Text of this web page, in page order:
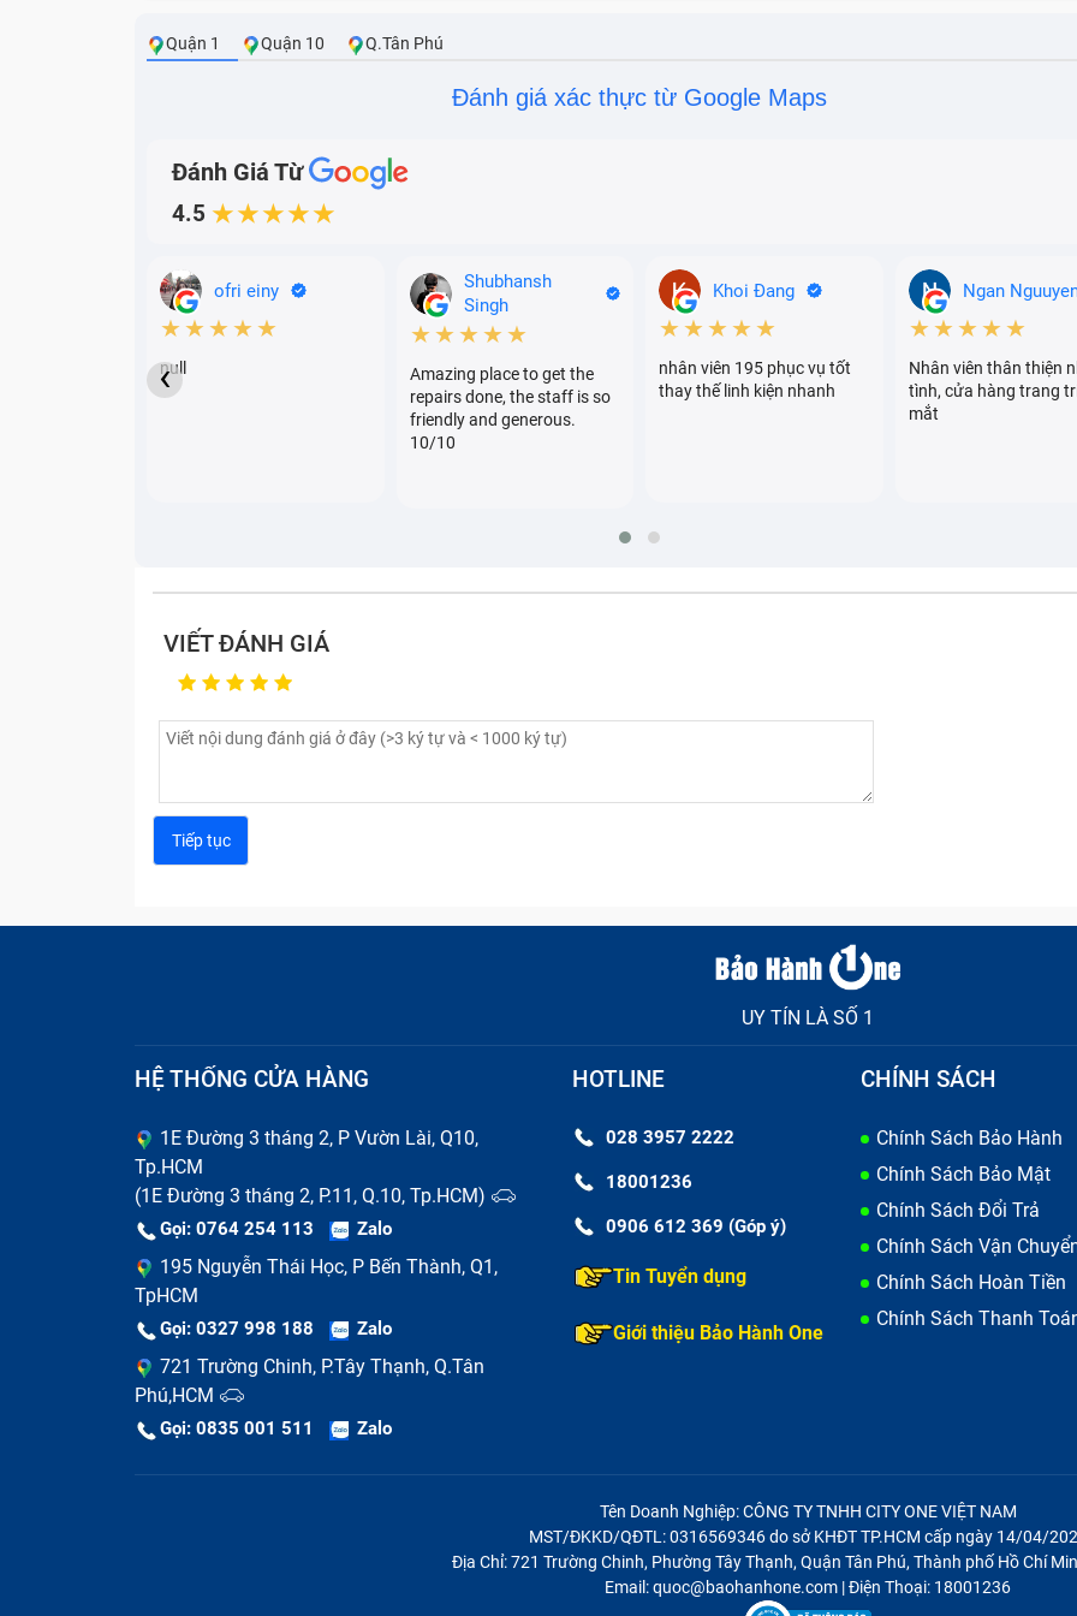
Pin đang sạc nhưng khi rút sạc ra thì laptop bị mất nguồn.
Viên pin chết, hoặc phồng pin.
Nếu thấy máy tính có các dấu hiệu trên, bạn cần thay ngay pin laptop để tránh xảy ra lỗi nặng hơn sau
Tại sao bạn nên thay pin laptop Acer E1 472 ngay bây giờ?
Pin laptop chai nó sẽ phồng lên và theo thời gian sẽ ảnh hưởng đến bàn phím và bàn di chuột, khiến
phím ghồ ghề khi gõ phím sẽ cảm thấy rất khó chịu. Thay pin sớm sẽ giúp cho bạn đảm bảo các
khác của laptop không bị hư hại.
Khi một chiếc pin laptop Acer E1 472 bị chai bạn sẽ phải cắm sạc laptop dường như mọi lúc mỗi
dụng hay bất tiện tìm ổ cắm điện ở nơi làm việc. Việc cắm điện liên tục như vậy sẽ gây nguy hiểm
dòng điện không ổn định hoặc chập chờn. Thay pin laptop sẽ giúp bạn giải quyết những vấn đề đó, bạn
yên tâm tập trung làm việc, nâng cao năng suất trong thời gian dài và hiệu quả hơn, tiết kiệm thời gian
và có thể làm việc ở bất cứ đâu mà không phải lo nghĩ việc tìm ổ cắm điện.
mainboard và ổ cứng,... lúc này bạn sẽ phải tốn nhiều tiền hơn để sửa chữa laptop Acer E1 472.
Quận 1 Quận 10 Q.Tân Phú
Đánh giá xác thực từ Google Maps
Đánh Giá Từ
4.5 ★★★★★
ofri einy
★★★★★
null
Shubhansh
Singh
★★★★★
Amazing place to get the
repairs done, the staff is so
friendly and generous.
10/10
Khoi Đang
★★★★★
nhân viên 195 phục vụ tốt
thay thế linh kiện nhanh
Ngan
★★★★★
Nhân viên thân thiện
tình, cửa hàng trang
mắt
‹
VIẾT ĐÁNH GIÁ
UY TÍN LÀ SỐ 1
HỆ THỐNG CỬA HÀNG
1E Đường 3 tháng 2, P Vườn Lài, Q10,
Tp.HCM
(1E Đường 3 tháng 2, P.11, Q.10, Tp.HCM)
Gọi: 0764 254 113 Zalo
195 Nguyễn Thái Học, P Bến Thành, Q1,
TpHCM
Gọi: 0327 998 188 Zalo
721 Trường Chinh, P.Tây Thạnh, Q.Tân
Phú,HCM
Gọi: 0835 001 511 Zalo
HOTLINE
028 3957 2222
18001236
0906 612 369 (Góp ý)
Tin Tuyển dụng
Giới thiệu Bảo Hành One
CHÍNH SÁCH
Chính Sách Bảo Hành
Chính Sách Bảo Mật
Chính Sách Đổi Trả
Chính Sách Vận
Chính Sách Hoàn Tiền
Chính Sách Thanh
Tên Doanh Nghiệp: CÔNG TY TNHH CITY ONE VIỆT NAM
MST/ĐKKD/QĐTL: 0316569346 do sở KHĐT TP.HCM cấp ngày 14/04/
Địa Chỉ: 721 Trường Chinh, Phường Tây Thạnh, Quận Tân Phú, Thành phố Hồ Chí
Email: quoc@baohanhone.com | Điện Thoại: 18001236